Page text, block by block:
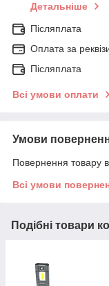
Детальніше
Післяплата
Оплата за
Післяплата
Всі умови оплати
Умови
Повернення товару
Всі умови
Подібні товари